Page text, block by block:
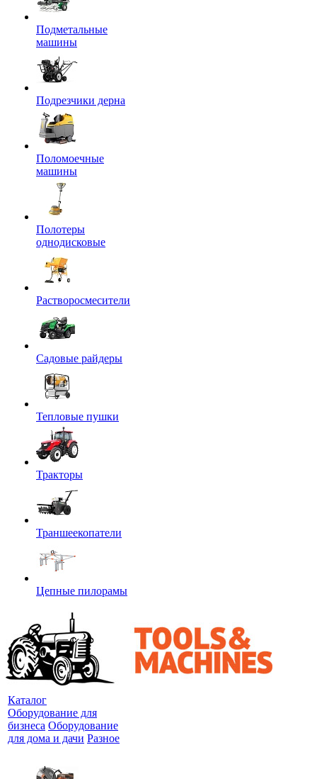
Подметальные
машины
Подрезчики дерна
Поломоечные
машины
Полотеры
однодисковые
Растворосмесители
Садовые райдеры
Тепловые пушки
Тракторы
Траншеекопатели
Цепные пилорамы
Каталог
Оборудование для
бизнеса Оборудование
для дома и дачи Разное